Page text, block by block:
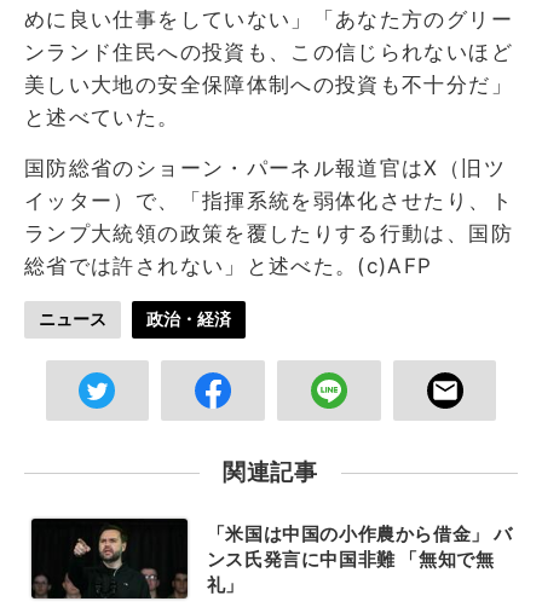
めに良い仕事をしていない」「あなた方のグリー
ンランド住民への投資も、この信じられないほど
美しい大地の安全保障体制への投資も不十分だ」
と述べていた。
国防総省のショーン・パーネル報道官はX（旧ツ
イッター）で、「指揮系統を弱体化させたり、ト
ランプ大統領の政策を覆したりする行動は、国防
総省では許されない」と述べた。(c)AFP
ニュース 政治・経済
関連記事
「米国は中国の小作農から借金」 バ
ンス氏発言に中国非難 「無知で無
礼」